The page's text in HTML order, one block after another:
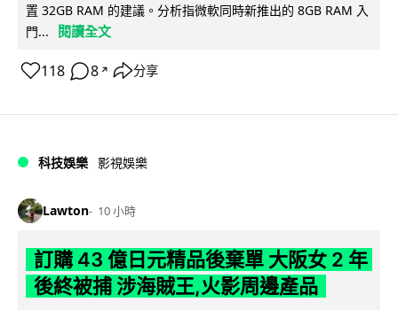
置 32GB RAM 的建議。分析指微軟同時新推出的 8GB RAM 入
門...
閱讀全文
118 8 ↗ 分享
科技娛樂 影視娛樂
Lawton 10 小時
訂購 43 億日元精品後棄單 大阪女 2 年
後終被捕 涉海賊王,火影周邊產品